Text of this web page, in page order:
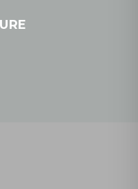
à 19h